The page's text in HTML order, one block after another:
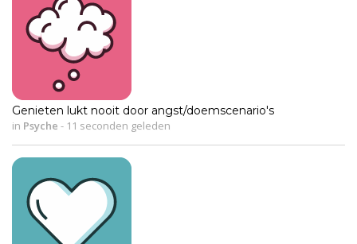
Genieten lukt nooit door angst/doemscenario's
in Psyche - 11 seconden geleden